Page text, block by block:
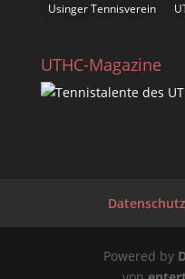
Usinger Tennisverein
UTHC-Magazine
Datenschutz
Powered by